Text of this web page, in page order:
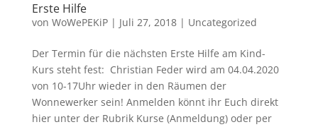
Erste Hilfe
von WoWePEKiP| Juli 27, 2018| Uncategorized
Der Termin für die nächsten Erste Hilfe am Kind-
Kurs steht fest: Christian Feder wird am 04.04.2020
von 10-17Uhr wieder in den Räumen der
Wonnewerker sein! Anmelden könnt ihr Euch direkt
hier unter der Rubrik Kurse (Anmeldung) oder per